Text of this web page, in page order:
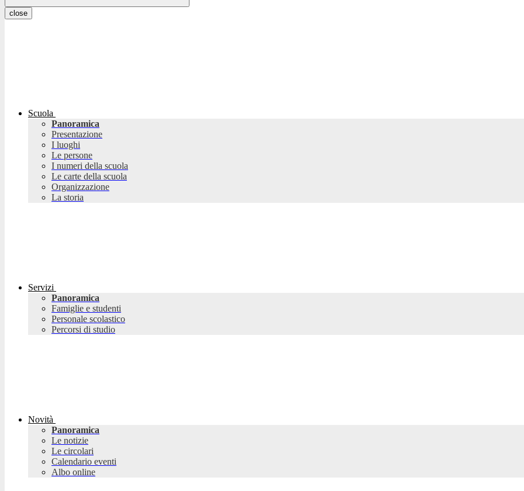
close
Scuola
Panoramica
Presentazione
I luoghi
Le persone
I numeri della scuola
Le carte della scuola
Organizzazione
La storia
Servizi
Panoramica
Famiglie e studenti
Personale scolastico
Percorsi di studio
Novità
Panoramica
Le notizie
Le circolari
Calendario eventi
Albo online